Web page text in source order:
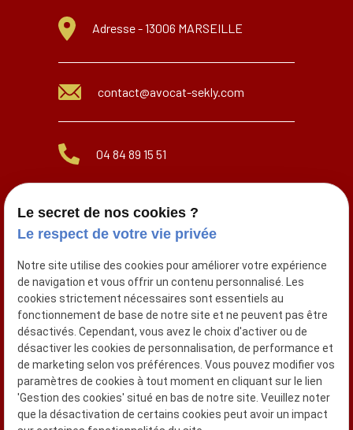
Adresse -13006 MARSEILLE
contact@avocat-sekly.com
04 84 89 15 51
06 07 97 34 54
Réseaux sociaux
Siret :
Le secret de nos cookies ?
Le respect de votre vie privée
Notre site utilise des cookies pour améliorer votre expérience
de navigation et vous offrir un contenu personnalisé. Les
cookies strictement nécessaires sont essentiels au
fonctionnement de base de notre site et ne peuvent pas être
désactivés. Cependant, vous avez le choix d'activer ou de
désactiver les cookies de personnalisation, de performance et
de marketing selon vos préférences. Vous pouvez modifier vos
paramètres de cookies à tout moment en cliquant sur le lien
'Gestion des cookies' situé en bas de notre site. Veuillez noter
que la désactivation de certains cookies peut avoir un impact